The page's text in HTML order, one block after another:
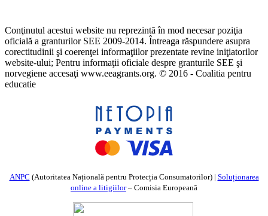
Conţinutul acestui website nu reprezintă în mod necesar poziţia
oficială a granturilor SEE 2009-2014. Întreaga răspundere asupra
corectitudinii şi coerenţei informaţiilor prezentate revine iniţiatorilor
website-ului; Pentru informaţii oficiale despre granturile SEE şi
norvegiene accesaţi www.eeagrants.org. © 2016 - Coalitia pentru
educatie
ANPC (Autoritatea Națională pentru Protecția Consumatorilor) | Soluționarea
online a litigiilor– Comisia Europeană